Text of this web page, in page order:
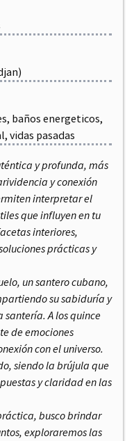
baños energeticos,
vidas pasadas
y profunda, más
y conexión
interpretar el
que influyen en tu
interiores,
prácticas y
un santero cubano,
su sabiduría y
santería. A los quince
de emociones
con el universo.
siendo la brújula que
y claridad en las
busco brindar
exploraremos las